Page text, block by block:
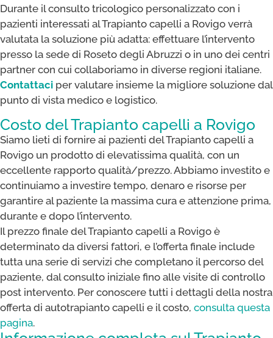
Durante il consulto tricologico personalizzato con i
pazienti interessati al Trapianto capelli a Rovigo verrà
valutata la soluzione più adatta: effettuare l’intervento
presso la sede di Roseto degli Abruzzi o in uno dei centri
partner con cui collaboriamo in diverse regioni italiane.
Contattaci per valutare insieme la migliore soluzione dal
punto di vista medico e logistico.
Costo del Trapianto capelli a Rovigo
Siamo lieti di fornire ai pazienti del Trapianto capelli a
Rovigo un prodotto di elevatissima qualità, con un
eccellente rapporto qualità/prezzo. Abbiamo investito e
continuiamo a investire tempo, denaro e risorse per
garantire al paziente la massima cura e attenzione prima,
durante e dopo l’intervento.
Il prezzo finale del Trapianto capelli a Rovigo è
determinato da diversi fattori, e l’offerta finale include
tutta una serie di servizi che completano il percorso del
paziente, dal consulto iniziale fino alle visite di controllo
post intervento. Per conoscere tutti i dettagli della nostra
offerta di autotrapianto capelli e il costo, consulta questa
pagina.